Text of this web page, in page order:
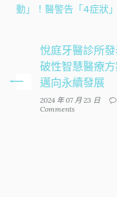
動」！醫警告「4症狀
悅庭牙醫診所
破性智慧醫療方
邁向永續發展
2024 年 07 月 23 日
Comments